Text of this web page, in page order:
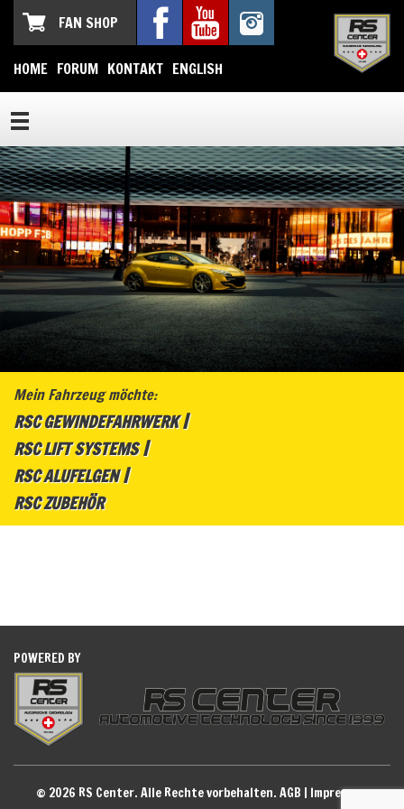
FAN SHOP
HOME FORUM KONTAKT ENGLISH
Mein Fahrzeug möchte:
RSC GEWINDEFAHRWERK
RSC LIFT SYSTEMS
RSC ALUFELGEN
RSC ZUBEHÖR
POWERED BY
© 2026 RS Center. Alle Rechte vorbehalten. AGB | Impressum